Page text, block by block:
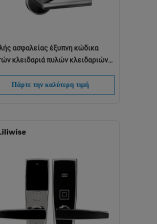
ασφαλείας έξυπνη κώδικα
κλειδαριά πυλών κλειδαριών
Πάρτε την καλύτερη τιμή